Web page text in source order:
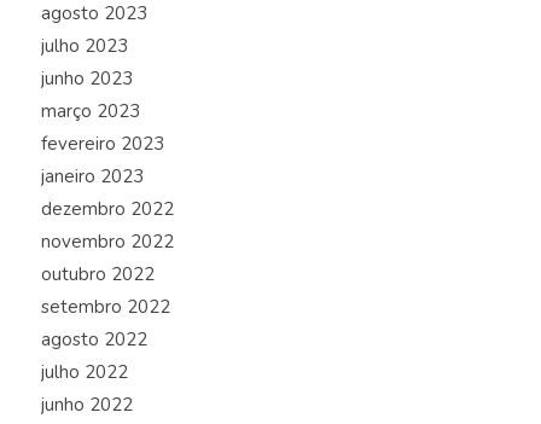
agosto 2023
julho 2023
junho 2023
março 2023
fevereiro 2023
janeiro 2023
dezembro 2022
novembro 2022
outubro 2022
setembro 2022
agosto 2022
julho 2022
junho 2022